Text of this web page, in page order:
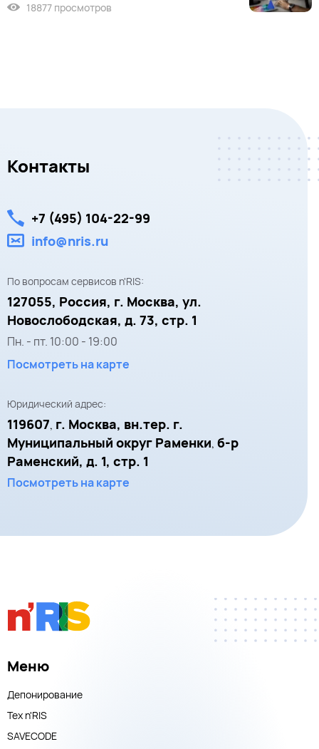
18877 просмотров
Контакты
+7 (495) 104-22-99
info@nris.ru
По вопросам сервисов n'RIS:
127055, Россия, г. Москва, ул.
Новослободская, д. 73, стр. 1
Пн. - пт. 10:00 - 19:00
Посмотреть на карте
Юридический адрес:
119607, г. Москва, вн.тер. г.
Муниципальный округ Раменки, б-р
Раменский, д. 1, стр. 1
Посмотреть на карте
Меню
Депонирование
Тех n'RIS
SAVECODE